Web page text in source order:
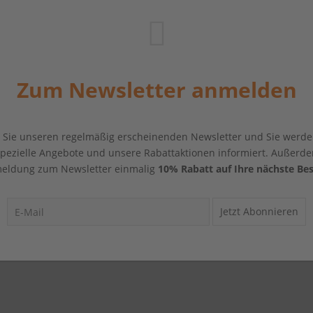
Zum Newsletter anmelden
unseren regelmäßig erscheinenden Newsletter und Sie
Angebote und unsere Rabattaktionen informiert.
zum Newsletter einmalig 10% Rabatt auf Ihre nächste
Jetzt Abonnieren